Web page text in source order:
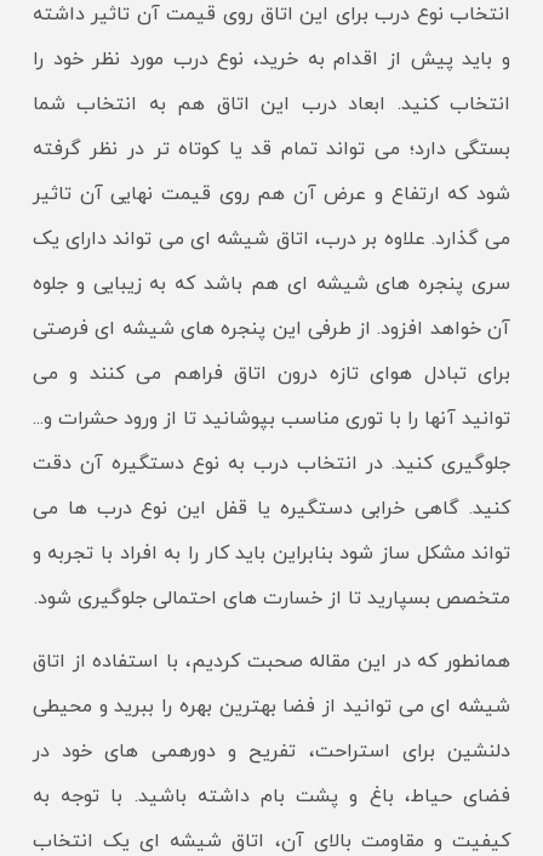
انتخاب نوع درب برای این اتاق روی قیمت آن تاثیر داشته
و باید پیش از اقدام به خرید، نوع درب مورد نظر خود را
انتخاب کنید. ابعاد درب این اتاق هم به انتخاب شما
بستگی دارد؛ می تواند تمام قد یا کوتاه تر در نظر گرفته
شود که ارتفاع و عرض آن هم روی قیمت نهایی آن تاثیر
می گذارد. علاوه بر درب، اتاق شیشه ای می تواند دارای یک
سری پنجره های شیشه ای هم باشد که به زیبایی و جلوه
آن خواهد افزود. از طرفی این پنجره های شیشه ای فرصتی
برای تبادل هوای تازه درون اتاق فراهم می کنند و می
توانید آنها را با توری مناسب بپوشانید تا از ورود حشرات و...
جلوگیری کنید. در انتخاب درب به نوع دستگیره آن دقت
کنید. گاهی خرابی دستگیره یا قفل این نوع درب ها می
تواند مشکل ساز شود بنابراین باید کار را به افراد با تجربه و
متخصص بسپارید تا از خسارت های احتمالی جلوگیری شود.
همانطور که در این مقاله صحبت کردیم، با استفاده از اتاق
شیشه ای می توانید از فضا بهترین بهره را ببرید و محیطی
دلنشین برای استراحت، تفریح و دورهمی های خود در
فضای حیاط، باغ و پشت بام داشته باشید. با توجه به
کیفیت و مقاومت بالای آن، اتاق شیشه ای یک انتخاب